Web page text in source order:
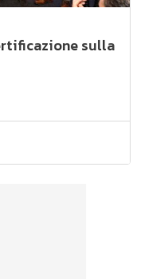
sulla